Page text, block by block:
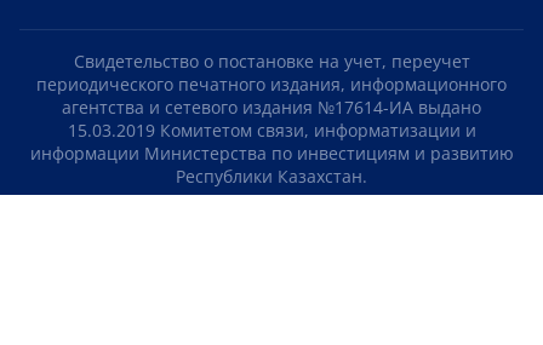
Свидетельство о постановке на учет, переучет
периодического печатного издания, информационного
агентства и сетевого издания №17614-ИА выдано
15.03.2019 Комитетом связи, информатизации и
информации Министерства по инвестициям и развитию
Республики Казахстан.